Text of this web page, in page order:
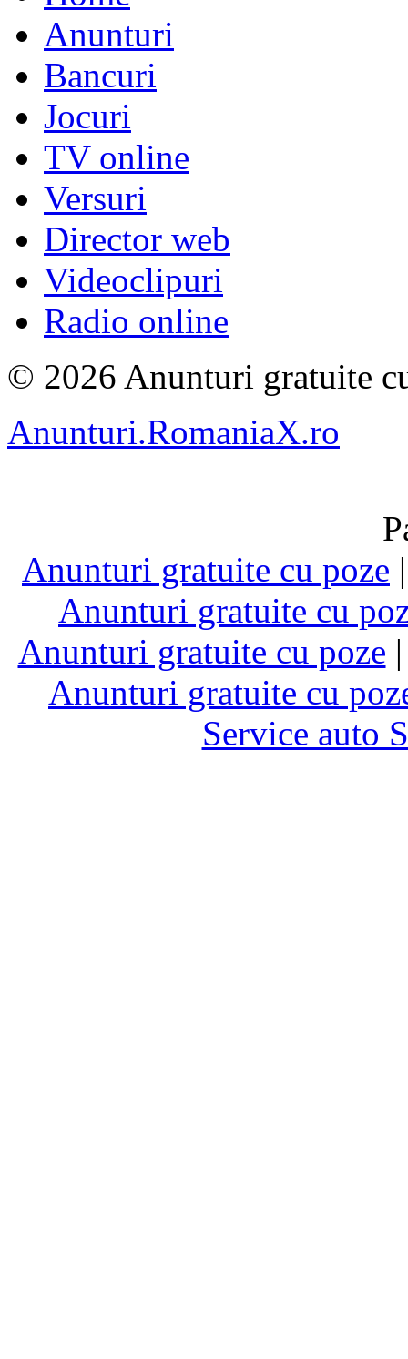
Anunturi
Bancuri
Jocuri
TV online
Versuri
Director web
Videoclipuri
Radio online
© 2026 Anunturi gratuite
Anunturi.RomaniaX.ro
Anunturi gratuite cu poze
Anunturi gratuite cu
Anunturi gratuite cu poze
Anunturi gratuite cu
Service auto